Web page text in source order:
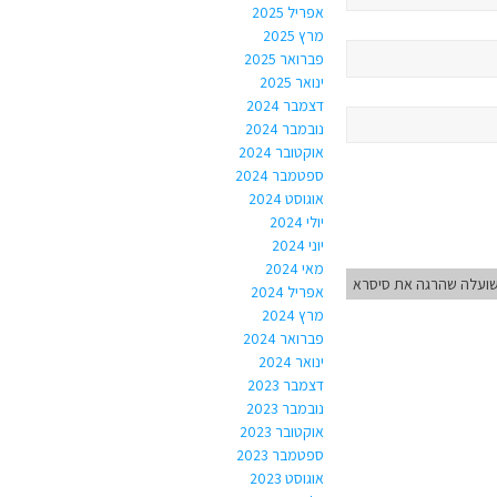
שהרגה את סיסרא
אפריל 2025
מרץ 2025
פברואר 2025
ינואר 2025
דצמבר 2024
נובמבר 2024
אוקטובר 2024
ספטמבר 2024
אוגוסט 2024
יולי 2024
יוני 2024
מאי 2024
אפריל 2024
מרץ 2024
פברואר 2024
ינואר 2024
דצמבר 2023
נובמבר 2023
אוקטובר 2023
ספטמבר 2023
אוגוסט 2023